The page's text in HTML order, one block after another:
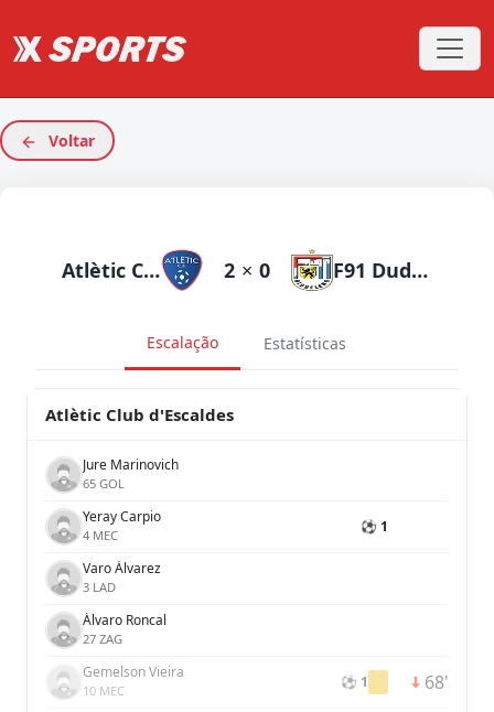
Voltar
Atlètic Club d'Escaldes 2 × 0 F91 Dudelange
Escalação Estatísticas
Atlètic Club d'Escaldes
Jure Marinovich
65 GOL
Yeray Carpio
4 MEC ⚽ 1
Varo Álvarez
3 LAD
Álvaro Roncal
27 ZAG
Gemelson Vieira
10 MEC ⚽ 1 68'